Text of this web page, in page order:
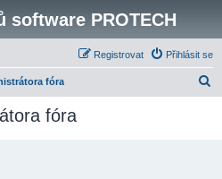
software PROTECH
Přihlásit se
Registrovat
fóra
fóra